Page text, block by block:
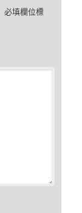
必填欄位標